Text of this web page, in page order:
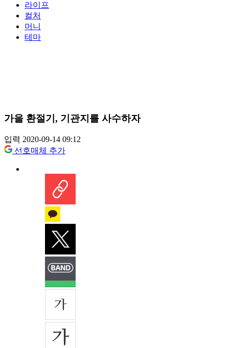
라이프
컬처
머니
테마
가을 환절기, 기관지를 사수하자
입력 2020-09-14 09:12
선호매체 추가